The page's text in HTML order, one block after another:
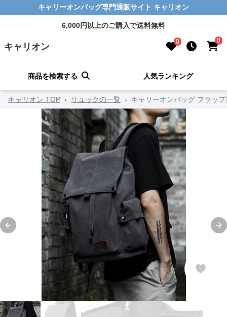
キャリーオンバッグ専門通販サイト キャリオン
6,000円以上のご購入で送料無料
キャリオン 0 0
商品を検索する 人気ランキング
キャリオン TOP › リュックの一覧 › キャリーオンバッグ フラッ
Previous slide